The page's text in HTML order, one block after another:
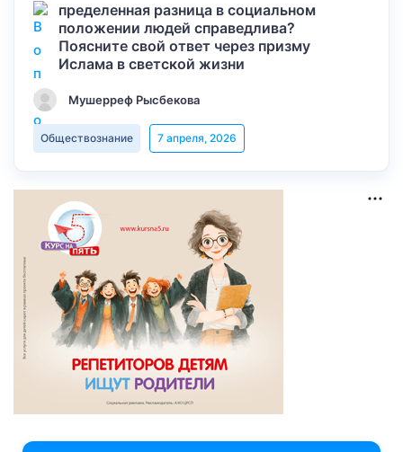
пределенная разница в социальном
положении людей справедлива?
Поясните свой ответ через призму
Ислама в светской жизни
Мушерреф Рысбекова
Обществознание 7 апреля, 2026